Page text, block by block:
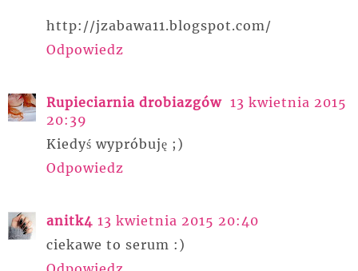
http://jzabawa11.blogspot.com/
Odpowiedz
Rupieciarnia drobiazgów 13 kwietnia 2015
20:39
Kiedyś wypróbuję ;)
Odpowiedz
anitk4 13 kwietnia 2015 20:40
ciekawe to serum :)